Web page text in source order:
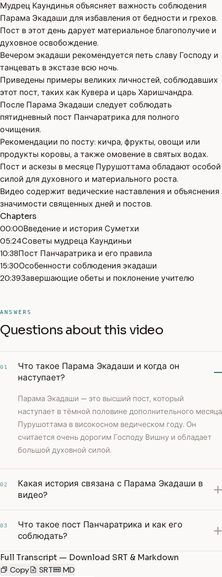
Мудрец Каундинья объясняет важность соблюдения
Парама Экадаши для избавления от бедности и грехов.
Пост в этот день дарует материальное благополучие и
духовное освобождение.
Вечером экадаши рекомендуется петь славу Господу и
танцевать в экстазе всю ночь.
Приведены примеры великих личностей, соблюдавших
этот пост, таких как Кувера и царь Харишчандра.
После Парама Экадаши следует соблюдать
пятидневный пост Панчаратрика для полного
очищения.
Рекомендации по посту: кичра, фрукты, овощи или
продукты коровы, а также омовение в святых водах.
Пост и аскезы в месяце Пурушоттама обладают особой
силой для духовного и материального роста.
Видео содержит ведические наставления и объяснения
значимости священных дней и постов.
Chapters
00:00Введение и история Суметхи
05:24Советы мудреца Каундиньи
10:38Пост Панчаратрика и его правила
15:30Особенности соблюдения экадаши
20:39Завершающие обеты и поклонение учителю
ANSWERS
Questions about this video
01
Что такое Парама Экадаши и когда он
наступает?
Парама Экадаши — это высший пост, который
наступает в тёмной половине дополнительного месяца
Пурушоттама в високосном ведическом году. Он
считается очень дорогим Господу Вишну и обладает
большой духовной силой.
02
Какая история связана с Парама Экадаши в
видео?
03
Что такое пост Панчаратрика и как его
соблюдать?
Full Transcript — Download SRT & Markdown
Copy
SRT MD